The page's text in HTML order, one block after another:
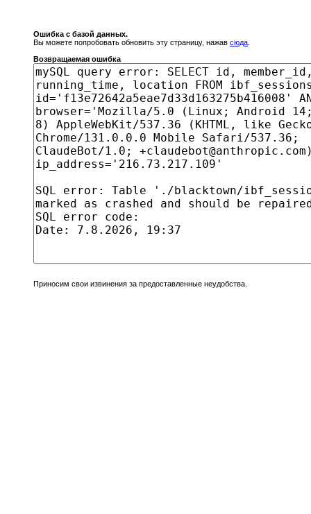
Ошибка с базой данных.
Вы можете попробовать обновить эту страницу, нажав сюда
Возвращаемая ошибка
Приносим свои извинения за предоставленные неудобства.